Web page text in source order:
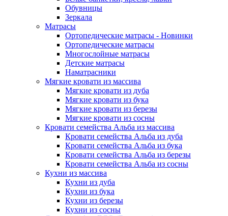
Обувницы
Зеркала
Матрасы
Ортопедические матрасы - Новинки
Ортопедические матрасы
Многослойные матрасы
Детские матрасы
Наматрасники
Мягкие кровати из массива
Мягкие кровати из дуба
Мягкие кровати из бука
Мягкие кровати из березы
Мягкие кровати из сосны
Кровати семейства Альба из массива
Кровати семейства Альба из дуба
Кровати семейства Альба из бука
Кровати семейства Альба из березы
Кровати семейства Альба из сосны
Кухни из массива
Кухни из дуба
Кухни из бука
Кухни из березы
Кухни из сосны